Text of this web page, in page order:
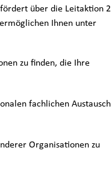
über die Leitaktion 2
Ihnen unter
zu finden, die Ihre
fachlichen Austausch
Organisationen zu